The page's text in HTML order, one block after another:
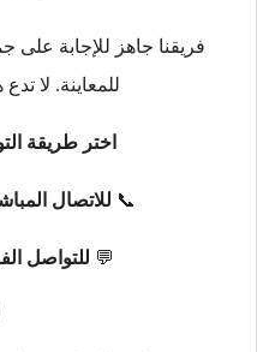
فريقنا جاهز للإجابة على
للمعاينة. لا
اختر طريقة
📞 للاتصال
💬 للتواصل